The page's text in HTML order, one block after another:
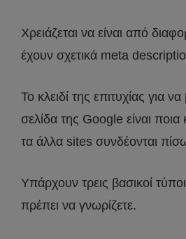
Χρειάζεται να είναι από
έχουν σχετικά meta
Το κλειδί της επιτυχίας για
σελίδα της Google είναι
τα άλλα sites συνδέονται
Υπάρχουν τρεις βασικοί
πρέπει να γνωρίζετε.